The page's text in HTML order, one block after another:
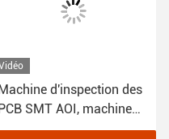
d'inspection des
SMT AOI, machine
de la pâte de